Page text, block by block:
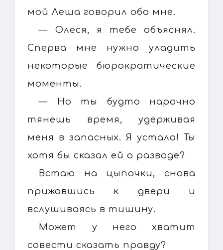
мой Леша говорил обо мне.
— Олеся, я тебе объяснял.
Сперва мне нужно уладить
некоторые бюрократические
моменты.
— Но ты будто нарочно
тянешь время, удерживая
меня в запасных. Я устала! Ты
хотя бы сказал ей о разводе?
Встаю на цыпочки, снова
прижавшись к двери и
вслушиваясь в тишину.
Может у него хватит
совести сказать правду?